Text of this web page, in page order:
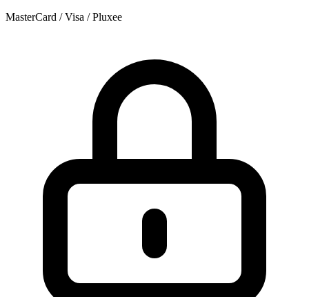
MasterCard / Visa / Pluxee